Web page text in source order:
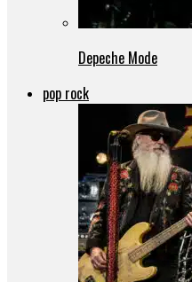
Depeche Mode
pop rock